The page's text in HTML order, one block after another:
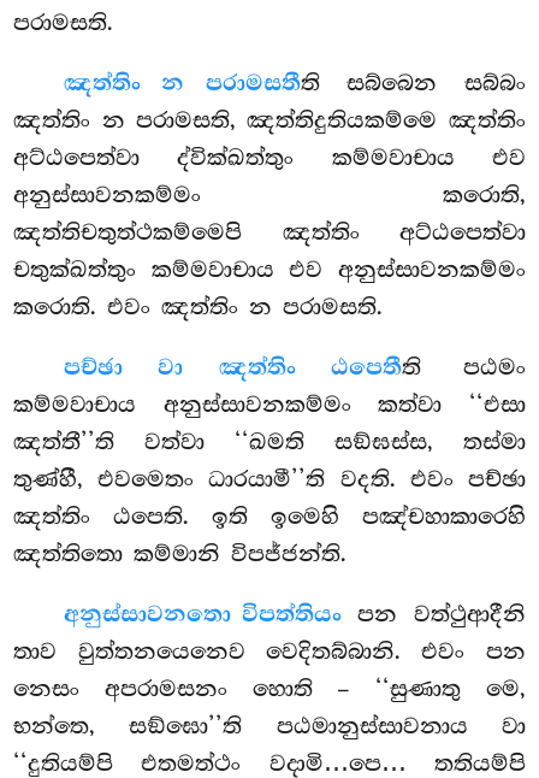
පරාමසති.
ඤත්තිං න පරාමසතීති සබ්බෙන සබ්බං
ඤත්තිං න පරාමසති, ඤත්තිදුතියකම්මෙ ඤත්තිං
අට්ඨපෙත්වා ද්වික්ඛත්තුං කම්මවාචාය එව
අනුස්සාවනකම්මං කරොති,
ඤත්තිචතුත්ථකම්මෙපි ඤත්තිං අට්ඨපෙත්වා
චතුක්ඛත්තුං කම්මවාචාය එව අනුස්සාවනකම්මං
කරොති. එවං ඤත්තිං න පරාමසති.
පච්ඡා වා ඤත්තිං ඨපෙතීති පඨමං
කම්මවාචාය අනුස්සාවනකම්මං කත්වා ‘‘එසා
ඤත්තී’’ති වත්වා ‘‘ඛමති සඞ්ඝස්ස, තස්මා
තුණ්හී, එවමෙතං ධාරයාමී’’ති වදති. එවං පච්ඡා
ඤත්තිං ඨපෙති. ඉති ඉමෙහි පඤ්චහාකාරෙහි
ඤත්තිතො කම්මානි විපජ්ජන්ති.
අනුස්සාවනතො විපත්තියංපන වත්ථුආදීනි
තාව වුත්තනයෙනෙව වෙදිතබ්බානි. එවං පන
නෙසං අපරාමසනං හොති – ‘‘සුණාතු මෙ,
භන්තෙ, සඞ්ඝො’’ති පඨමානුස්සාවනාය වා
‘‘දුතියම්පි එතමත්ථං වදාමි…පෙ… තතියම්පි